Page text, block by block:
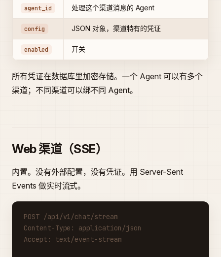
agent_id 处理这个渠道消息的 Agent
config JSON 对象，渠道特有的凭证
enabled 开关
所有凭证在数据库里加密存储。一个 Agent 可以有多个
渠道；不同渠道可以绑不同 Agent。
Web 渠道（SSE）
内置。没有外部配置，没有凭证。用 Server-Sent
Events 做实时流式。
POST /api/v1/chat/stream
Content-Type: application/json
Accept: text/event-stream